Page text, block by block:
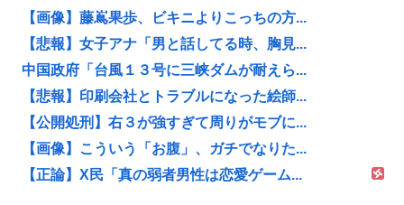
【画像】藤嶌果歩、ビキニよりこっちの方...
【悲報】女子アナ「男と話してる時、胸見...
中国政府「台風１３号に三峡ダムが耐えら...
【悲報】印刷会社とトラブルになった絵師...
【公開処刑】右３が強すぎて周りがモブに...
【画像】こういう「お腹」、ガチでなりた...
【正論】X民「真の弱者男性は恋愛ゲーム...